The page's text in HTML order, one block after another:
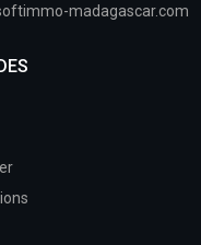
madagascar.com